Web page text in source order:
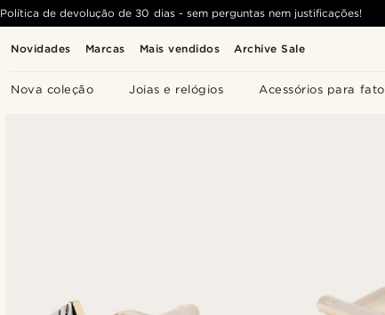
Novidades Marcas Mais vendidos Archive Sale
Nova coleção Joias e relógios Acessórios para fato
Política de devolução de 30 dias - sem perguntas nem justificações!